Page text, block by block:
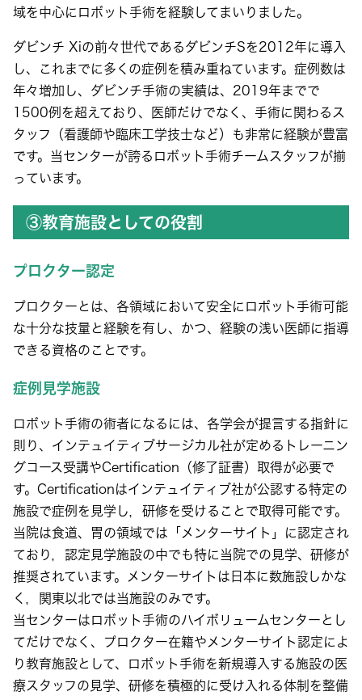
域を中心にロボット手術を経験してまいりました。
ダビンチ Xiの前々世代であるダビンチSを2012年に導入
し、これまでに多くの症例を積み重ねています。症例数は
年々増加し、ダビンチ手術の実績は、2019年までで
1500例を超えており、医師だけでなく、手術に関わるス
タッフ（看護師や臨床工学技士など）も非常に経験が豊富
です。当センターが誇るロボット手術チームスタッフが揃
っています。
③教育施設としての役割
プロクター認定
プロクターとは、各領域において安全にロボット手術可能
な十分な技量と経験を有し、かつ、経験の浅い医師に指導
できる資格のことです。
症例見学施設
ロボット手術の術者になるには、各学会が提言する指針に
則り、インテュイティブサージカル社が定めるトレーニン
グコース受講やCertification（修了証書）取得が必要で
す。Certificationはインテュイティブ社が公認する特定の
施設で症例を見学し，研修を受けることで取得可能です。
当院は食道、胃の領域では「メンターサイト」に認定され
ており，認定見学施設の中でも特に当院での見学、研修が
推奨されています。メンターサイトは日本に数施設しかな
く，関東以北では当施設のみです。
当センターはロボット手術のハイボリュームセンターとし
てだけでなく、プロクター在籍やメンターサイト認定によ
り教育施設として、ロボット手術を新規導入する施設の医
療スタッフの見学、研修を積極的に受け入れる体制を整備